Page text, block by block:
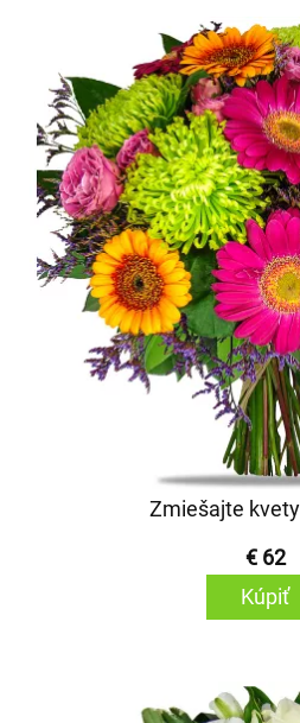
Zmiešajte
€ 62
Kúpiť